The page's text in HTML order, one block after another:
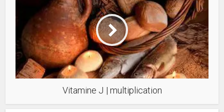
Vitamine J | multiplication